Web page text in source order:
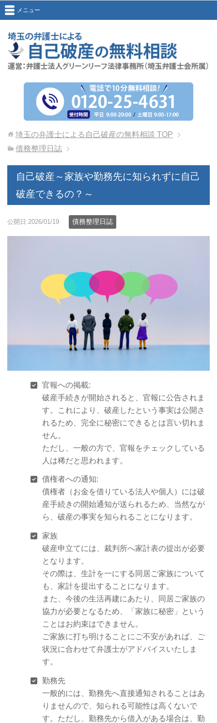
メニュー
埼玉の弁護士による自己破産の無料相談 TOP
債務整理日誌
自己破産～家族や勤務先に知られずに自己
破産できるの？～
公開日:2026/01/19 債務整理日誌
官報への掲載:
破産手続きが開始されると、官報に公告されま
す。これにより、破産したという事実は公開さ
れるため、完全に秘密にできるとは言い切れま
せん。
ただし、一般の方で、官報をチェックしている
人は稀だと思われます。
債権者への通知:
債権者（お金を借りている法人や個人）には破
産手続きの開始通知が送られるため、当然なが
ら、破産の事実を知られることになります。
家族
破産申立てには、裁判所へ家計表の提出が必要
となります。
その際は、生計を一にする同居ご家族について
も、家計を提出することになります。
また、今後の生活再建にあたり、同居ご家族の
協力が必要となるため、「家族に秘密」という
ことはお約束はできません。
ご家族に打ち明けることにご不安があれば、ご
状況に合わせて弁護士がアドバイスいたしま
す。
勤務先
一般的には、勤務先へ直接通知されることはあ
りませんので、知られる可能性は高くないで
す。ただし、勤務先から借入がある場合は、勤